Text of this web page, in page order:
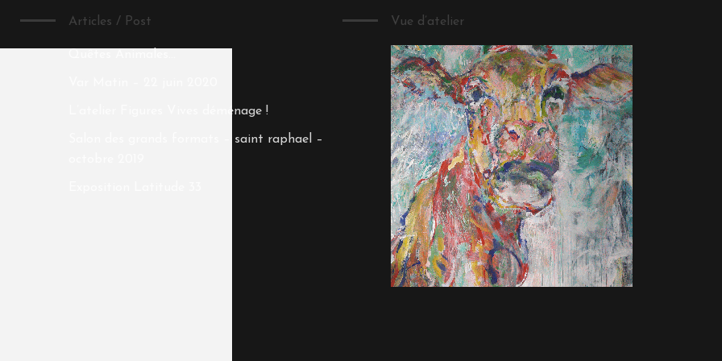
Articles / Post
L’atelier Figures Vives déménage !
Salon des grands formats – saint raphael –
Vue d’atelier